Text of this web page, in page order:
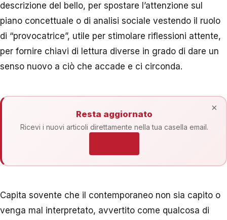
descrizione del bello, per spostare l’attenzione sul
piano concettuale o di analisi sociale vestendo il ruolo
di “provocatrice”, utile per stimolare riflessioni attente,
per fornire chiavi di lettura diverse in grado di dare un
senso nuovo a ciò che accade e ci circonda.
Resta aggiornato
Ricevi i nuovi articoli direttamente nella tua casella email.
×
Capita sovente che il contemporaneo non sia capito o
venga mal interpretato, avvertito come qualcosa di